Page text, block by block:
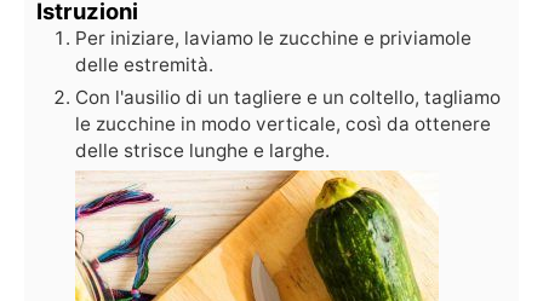
Istruzioni
Per iniziare, laviamo le zucchine e priviamole
delle estremità.
Con l'ausilio di un tagliere e un coltello, tagliamo
le zucchine in modo verticale, così da ottenere
delle strisce lunghe e larghe.